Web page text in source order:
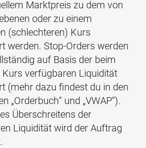
Marktpreis zu dem von
oder zu einem
(schlechteren) Kurs
werden. Stop-Orders werden
auf Basis der beim
Kurs verfügbaren Liquidität
(mehr dazu findest du in den
„Orderbuch“ und „VWAP“).
Überschreitens der
Liquidität wird der Auftrag